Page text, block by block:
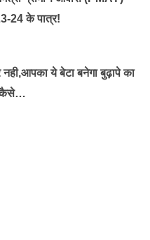
24 के पात्र!
ये बेटा बनेगा बुढ़ापे का
कैसे…